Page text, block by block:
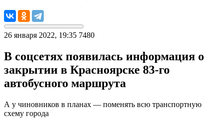
26 января 2022, 19:35 7480
В соцсетях появилась информация о
закрытии в Красноярске 83-го
автобусного маршрута
А у чиновников в планах — поменять всю транспортную
схему города